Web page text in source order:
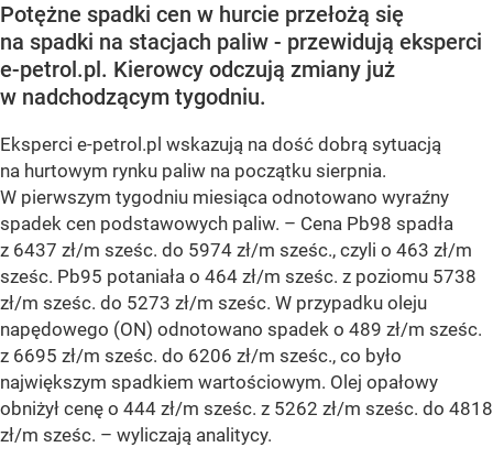
Potężne spadki cen w hurcie przełożą się
na spadki na stacjach paliw - przewidują eksperci
e-petrol.pl. Kierowcy odczują zmiany już
w nadchodzącym tygodniu.
Eksperci e-petrol.pl wskazują na dość dobrą sytuacją
na hurtowym rynku paliw na początku sierpnia.
W pierwszym tygodniu miesiąca odnotowano wyraźny
spadek cen podstawowych paliw. – Cena Pb98 spadła
z 6437 zł/m sześc. do 5974 zł/m sześc., czyli o 463 zł/m
sześc. Pb95 potaniała o 464 zł/m sześc. z poziomu 5738
zł/m sześc. do 5273 zł/m sześc. W przypadku oleju
napędowego (ON) odnotowano spadek o 489 zł/m sześc.
z 6695 zł/m sześc. do 6206 zł/m sześc., co było
największym spadkiem wartościowym. Olej opałowy
obniżył cenę o 444 zł/m sześc. z 5262 zł/m sześc. do 4818
zł/m sześc. – wyliczają analitycy.